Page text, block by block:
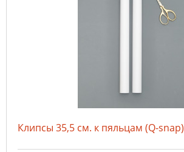
Клипсы 35,5 см. к пяльцам (Q-snap)